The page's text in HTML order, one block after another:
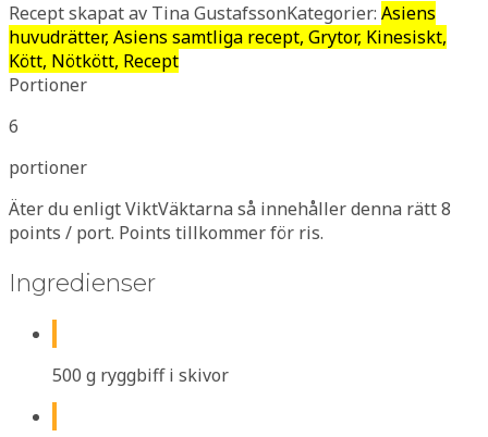
Recept skapat av Tina GustafssonKategorier: Asiens
huvudrätter, Asiens samtliga recept, Grytor, Kinesiskt,
Kött, Nötkött, Recept
Portioner
6
portioner
Äter du enligt ViktVäktarna så innehåller denna rätt 8
points / port. Points tillkommer för ris.
Ingredienser
500 g ryggbiff i skivor